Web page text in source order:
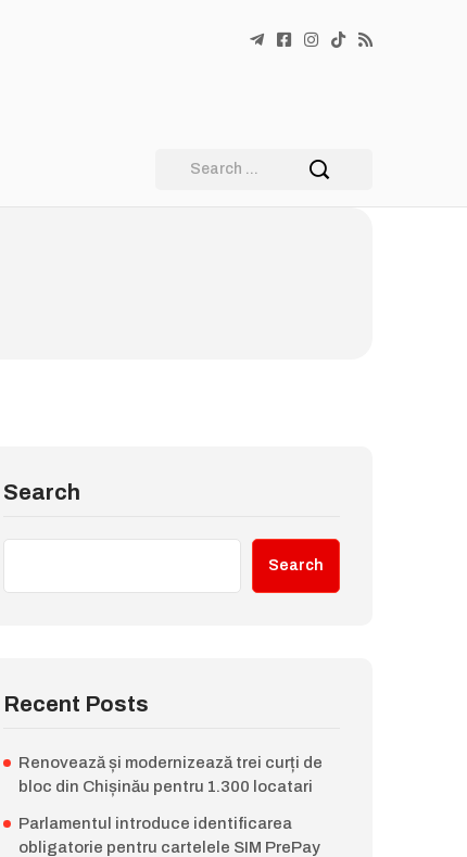
Search
Search
Recent Posts
Renovează și modernizează trei curți de
bloc din Chișinău pentru 1.300 locatari
Parlamentul introduce identificarea
obligatorie pentru cartelele SIM PrePay